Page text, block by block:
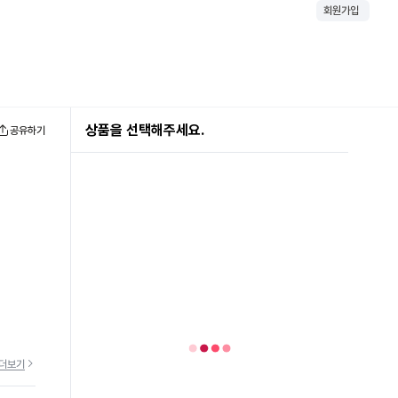
회원가입
공유하기
보기
상품을 선택해주세요.